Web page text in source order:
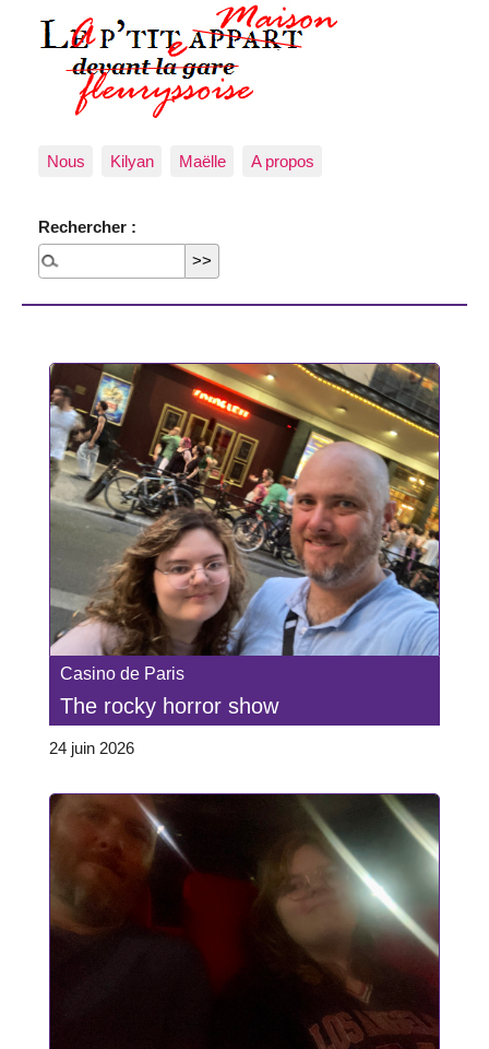
Nous Kilyan Maëlle A propos
Rechercher :
Casino de Paris
The rocky horror show
24 juin 2026